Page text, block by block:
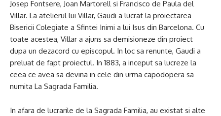
Josep Fontsere, Joan Martorell si Francisco de Paula del
Villar. La atelierul lui Villar, Gaudi a lucrat la proiectarea
Bisericii Colegiate a Sfintei Inimi a lui Isus din Barcelona. Cu
toate acestea, Villar a ajuns sa demisioneze din proiect
dupa un dezacord cu episcopul. In loc sa renunte, Gaudi a
preluat de fapt proiectul. In 1883, a inceput sa lucreze la
ceea ce avea sa devina in cele din urma capodopera sa
numita La Sagrada Familia.
In afara de lucrarile de la Sagrada Familia, au existat si alte